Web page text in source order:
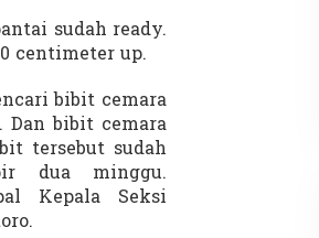
sudah ready.
centimeter up.
bibit cemara
bibit cemara
tersebut sudah
dua minggu.
Kepala Seksi